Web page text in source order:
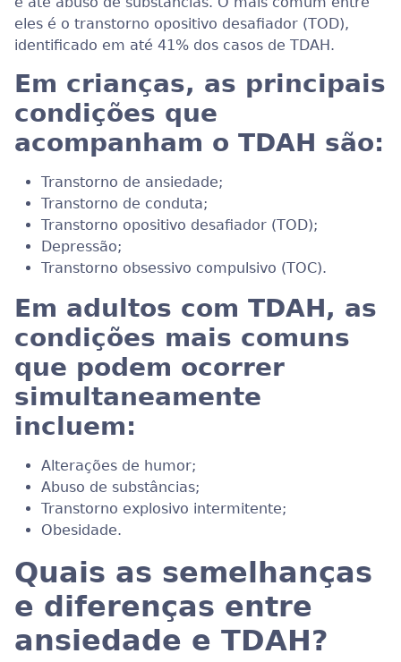
eles é o transtorno opositivo desafiador (TOD),
identificado em até 41% dos casos de TDAH.
Em crianças, as principais
condições que
acompanham o TDAH são:
Transtorno de ansiedade;
Transtorno de conduta;
Transtorno opositivo desafiador (TOD);
Depressão;
Transtorno obsessivo compulsivo (TOC).
Em adultos com TDAH, as
condições mais comuns
que podem ocorrer
simultaneamente
incluem:
Alterações de humor;
Abuso de substâncias;
Transtorno explosivo intermitente;
Obesidade.
Quais as semelhanças
e diferenças entre
ansiedade e TDAH?